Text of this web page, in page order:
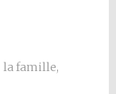
la famille,